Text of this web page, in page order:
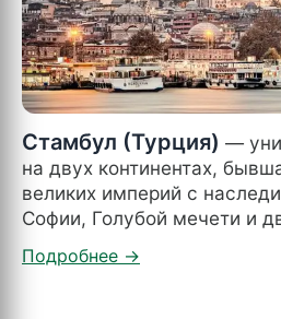
Стамбул (Турция) —
на двух континентах,
великих империй с
Софии, Голубой мечети и